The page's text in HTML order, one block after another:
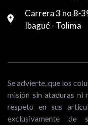
Carrera 3 no 8-
Ibagué - Tolima
Se advierte, que los
misión sin ataduras ni
respeto en sus
exclusivamente de